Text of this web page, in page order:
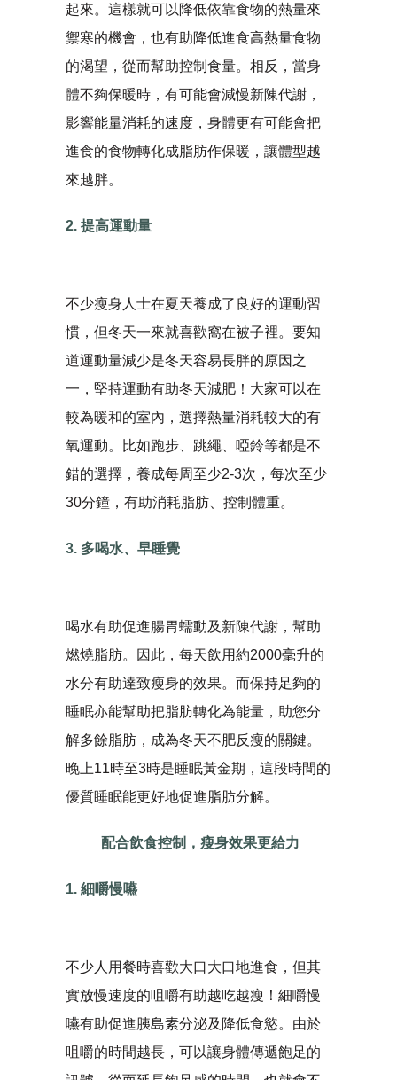
起來。這樣就可以降低依靠食物的熱量來
禦寒的機會，也有助降低進食高熱量食物
的渴望，從而幫助控制食量。相反，當身
體不夠保暖時，有可能會減慢新陳代謝，
影響能量消耗的速度，身體更有可能會把
進食的食物轉化成脂肪作保暖，讓體型越
來越胖。
2. 提高運動量
不少瘦身人士在夏天養成了良好的運動習
慣，但冬天一來就喜歡窩在被子裡。要知
道運動量減少是冬天容易長胖的原因之
一，堅持運動有助冬天減肥！大家可以在
較為暖和的室內，選擇熱量消耗較大的有
氧運動。比如跑步、跳繩、啞鈴等都是不
錯的選擇，養成每周至少2-3次，每次至少
30分鐘，有助消耗脂肪、控制體重。
3. 多喝水、早睡覺
喝水有助促進腸胃蠕動及新陳代謝，幫助
燃燒脂肪。因此，每天飲用約2000毫升的
水分有助達致瘦身的效果。而保持足夠的
睡眠亦能幫助把脂肪轉化為能量，助您分
解多餘脂肪，成為冬天不肥反瘦的關鍵。
晚上11時至3時是睡眠黃金期，這段時間的
優質睡眠能更好地促進脂肪分解。
配合飲食控制，瘦身效果更給力
1. 細嚼慢嚥
不少人用餐時喜歡大口大口地進食，但其
實放慢速度的咀嚼有助越吃越瘦！細嚼慢
嚥有助促進胰島素分泌及降低食慾。由於
咀嚼的時間越長，可以讓身體傳遞飽足的